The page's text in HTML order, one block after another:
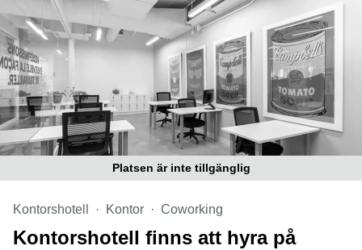
Lediga
lokaler
Hägersten
Platsen är inte tillgänglig
Kontorshotell Kontor Coworking
Kontorshotell finns att hyra på